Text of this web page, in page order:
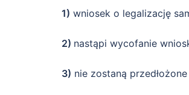
1) wniosek o legalizację
2) nastąpi wycofanie
3) nie zostaną